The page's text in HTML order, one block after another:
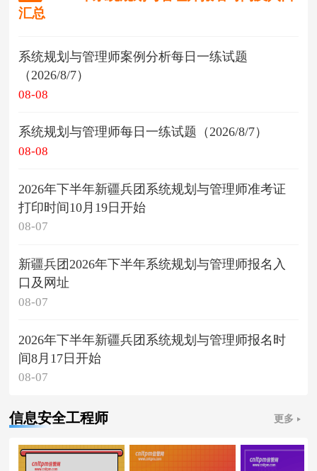
汇总
系统规划与管理师案例分析每日一练试题
（2026/8/7）
08-08
系统规划与管理师每日一练试题（2026/8/7）
08-08
2026年下半年新疆兵团系统规划与管理师准考证
打印时间10月19日开始
08-07
新疆兵团2026年下半年系统规划与管理师报名入
口及网址
08-07
2026年下半年新疆兵团系统规划与管理师报名时
间8月17日开始
08-07
信息安全工程师 更多